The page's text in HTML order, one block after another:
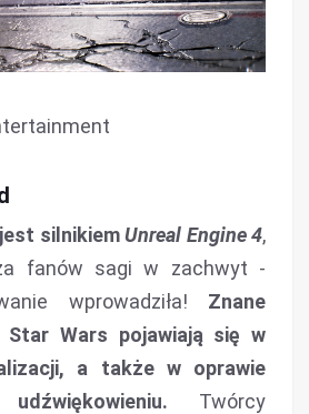
silnikiemUnreal Engine 4,
fanów sagi w zachwyt -
wprowadziła! Znane
Wars pojawiają się w
a także w oprawie
Twórcy